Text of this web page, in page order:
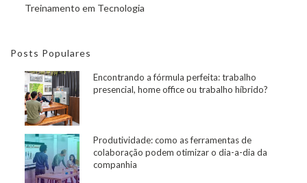
Treinamento em Tecnologia
Posts Populares
Encontrando a fórmula perfeita: trabalho
presencial, home office ou trabalho híbrido?
Produtividade: como as ferramentas de
colaboração podem otimizar o dia-a-dia da
companhia